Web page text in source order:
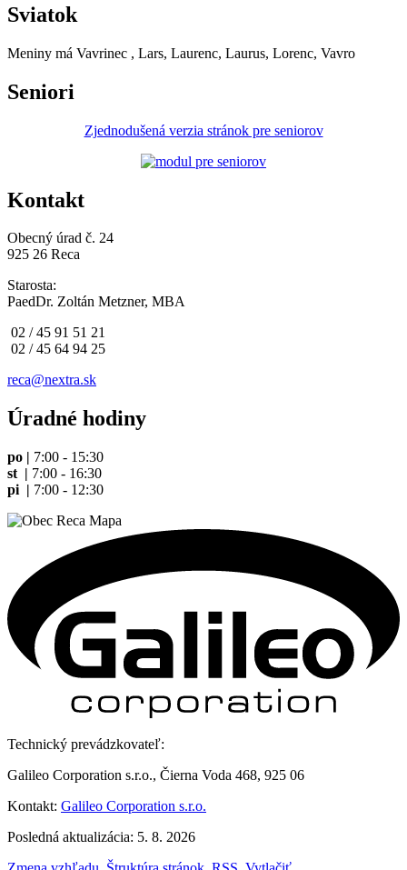
Sviatok
Meniny má Vavrinec , Lars, Laurenc, Laurus, Lorenc, Vavro
Seniori
Zjednodušená verzia stránok pre seniorov
Kontakt
Obecný úrad č. 24
925 26 Reca
Starosta:
PaedDr. Zoltán Metzner, MBA
02 / 45 91 51 21
02 / 45 64 94 25
reca@nextra.sk
Úradné hodiny
po | 7:00 - 15:30
st | 7:00 - 16:30
pi | 7:00 - 12:30
Technický prevádzkovateľ:
Galileo Corporation s.r.o., Čierna Voda 468, 925 06
Kontakt: Galileo Corporation s.r.o.
Posledná aktualizácia: 5. 8. 2026